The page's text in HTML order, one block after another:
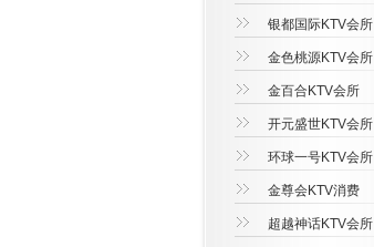
银都国际KTV会所
金色桃源KTV会所
金百合KTV会所
开元盛世KTV会所
环球一号KTV会所
金尊会KTV消费
超越神话KTV会所